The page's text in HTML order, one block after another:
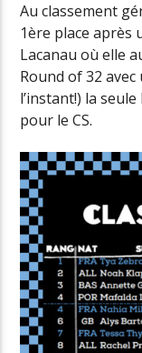
Au classement
1ère place après
Lacanau où elle
Round of 32 avec
l’instant!) la
pour le CS.